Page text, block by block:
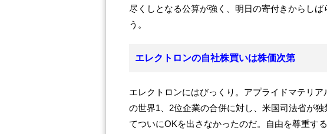
尽くしとなる公算が強く、明日の寄付きからし
う。
エレクトロンの自社株買いは株価次第
エレクトロンにはびっくり。アプライドマテリ
の世界1、2位企業の合併に対し、米国司法省が
てついにOKを出さなかったのだ。自由を尊重す